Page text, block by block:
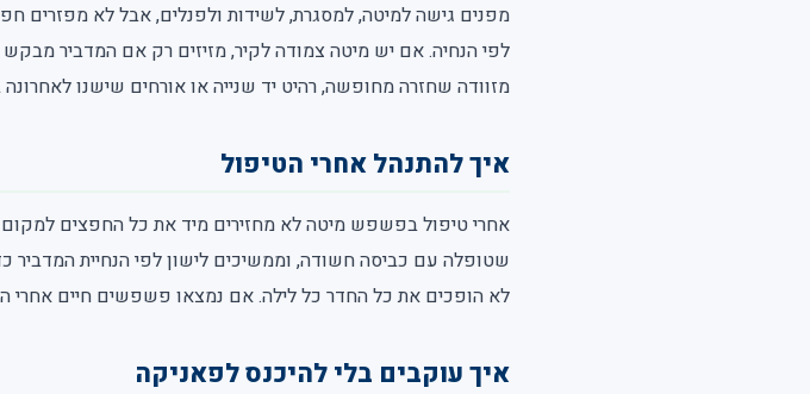
מפנים גישה למיטה, למסגרת, לשידות ולפנלים, אבל לא מפזרים
לפי הנחיה. אם יש מיטה צמודה לקיר, מזיזים רק אם המדביר
מזוודה שחזרה מחופשה, רהיט יד שנייה או אורחים שישנו לאחרונה
איך להתנהל אחרי הטיפול
אחרי טיפול בפשפש מיטה לא מחזירים מיד את כל החפצים למקום
שטופלה עם כביסה חשודה, וממשיכים לישון לפי הנחיית המדביר
לא הופכים את כל החדר כל לילה. אם נמצאו פשפשים חיים אחרי
איך עוקבים בלי להיכנס לפאניקה